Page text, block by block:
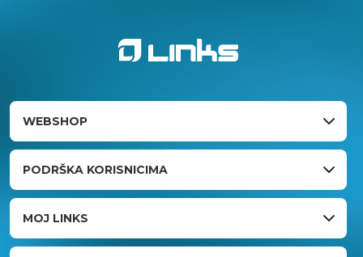
WEBSHOP
PODRŠKA KORISNICIMA
MOJ LINKS